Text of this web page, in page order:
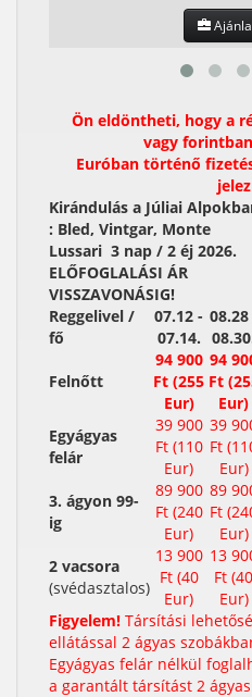
Ön eldöntheti, hogy a
vagy
Euróban történő
Kirándulás a Júliai
: Bled, Vintgar, Monte
Lussari 3 nap / 2 éj 2026.
ELŐFOGLALÁSI ÁR
VISSZAVONÁSIG!
Reggelivel /
fő
07.12 -
07.14.
08.28
Felnőtt
94 900
Ft (255
Eur)
94
Ft
Eur)
Egyágyas
felár
39 900
Ft (110
Eur)
39
Ft
Eur)
3. ágyon 99-
ig
89 900
Ft (240
Eur)
89
Ft
Eur)
2 vacsora
(svédasztalos)
13 900
Ft (40
Eur)
13
Ft (40
Eur)
Figyelem! Társítási
ellátással 2 ágyas
Egyágyas felár nélkül
a garantált társítást 2